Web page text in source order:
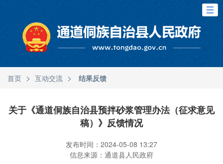
首页 > 互动交流 > 结果反馈
关于《通道侗族自治县预拌砂浆管理办法（征求意见
稿）》反馈情况
发布时间：2024-05-08 13:27
信息来源：通道县人民政府